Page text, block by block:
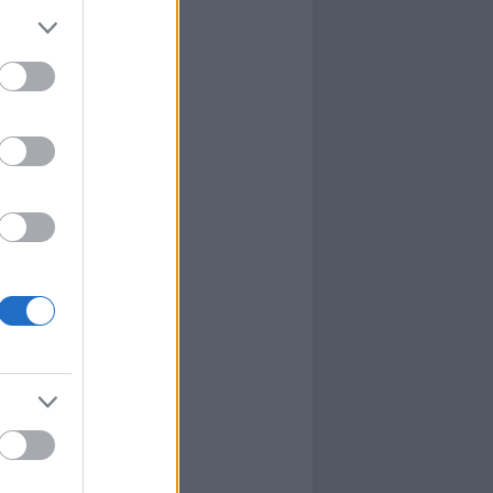
kis falunk
Mix
közt
TV
Takács Gábor
sorozat